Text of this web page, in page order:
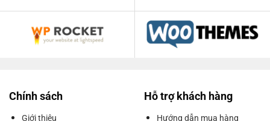
Chính sách
Giới thiệu
Hỗ trợ khách hàng
Hướng dẫn mua hàng